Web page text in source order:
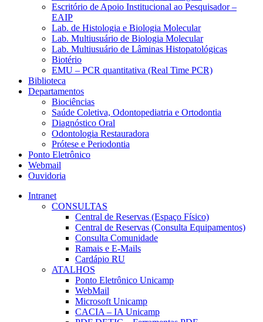
Escritório de Apoio Institucional ao Pesquisador –
EAIP
Lab. de Histologia e Biologia Molecular
Lab. Multiusuário de Biologia Molecular
Lab. Multiusuário de Lâminas Histopatológicas
Biotério
EMU – PCR quantitativa (Real Time PCR)
Biblioteca
Departamentos
Biociências
Saúde Coletiva, Odontopediatria e Ortodontia
Diagnóstico Oral
Odontologia Restauradora
Prótese e Periodontia
Ponto Eletrônico
Webmail
Ouvidoria
Intranet
CONSULTAS
Central de Reservas (Espaço Físico)
Central de Reservas (Consulta Equipamentos)
Consulta Comunidade
Ramais e E-Mails
Cardápio RU
ATALHOS
Ponto Eletrônico Unicamp
WebMail
Microsoft Unicamp
CACIA – IA Unicamp